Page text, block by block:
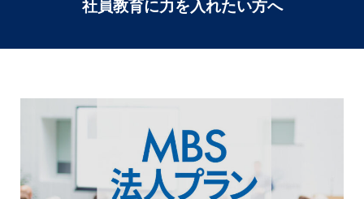
社員教育に力を入れたい方へ